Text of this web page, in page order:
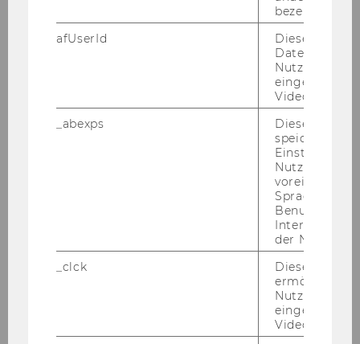
Kar­rie­re
Ak­tu­el­le Job­an­ge­bo­te für Ihren Be­reich.
bezeichnete
afUserId
Dieses
Daten von
Videos
_abexps
Dieses Cookie
speichert
Nutzer*in, zB.
Sprache,
der Nutzer*in
_clck
Dieses Cookie
ermöglicht
Nutzung des
Video Players